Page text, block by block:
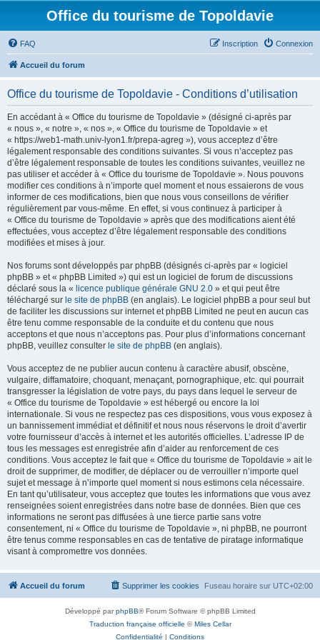
Office du tourisme de Topoldavie
FAQ Connexion
Inscription
Accueil du forum
Office du tourisme de Topoldavie - Conditions d’utilisation
En accédant à « Office du tourisme de Topoldavie » (désigné ci-après par
« nous », « notre », « nos », « Office du tourisme de Topoldavie » et
« https://web1-math.univ-lyon1.fr/prepa-agreg »), vous acceptez d’être
légalement responsable des conditions suivantes. Si vous n’acceptez pas
d’être légalement responsable de toutes les conditions suivantes, veuillez ne
pas utiliser et accéder à « Office du tourisme de Topoldavie ». Nous pouvons
modifier ces conditions à n’importe quel moment et nous essaierons de vous
informer de ces modifications, bien que nous vous conseillons de vérifier
régulièrement par vous-même. En effet, si vous continuez à participer à
« Office du tourisme de Topoldavie » après que des modifications aient été
effectuées, vous acceptez d’être légalement responsable des conditions
modifiées et mises à jour.
Nos forums sont développés par phpBB (désignés ci-après par « logiciel
phpBB » et « phpBB Limited ») qui est un logiciel de forum de discussions
déclaré sous la « licence publique générale GNU 2.0 » et qui peut être
téléchargé sur le site de phpBB (en anglais). Le logiciel phpBB a pour seul but
de faciliter les discussions sur internet et phpBB Limited ne peut en aucun cas
être tenu comme responsable de la conduite et du contenu que nous
acceptons et que nous n’acceptons pas. Pour plus d’informations concernant
phpBB, veuillez consulter le site de phpBB (en anglais).
Vous acceptez de ne publier aucun contenu à caractère abusif, obscène,
vulgaire, diffamatoire, choquant, menaçant, pornographique, etc. qui pourrait
transgresser la législation de votre pays, du pays dans lequel le serveur de
« Office du tourisme de Topoldavie » est hébergé ou encore la loi
internationale. Si vous ne respectez pas ces dispositions, vous vous exposez à
un bannissement immédiat et définitif et nous nous réservons le droit d’avertir
votre fournisseur d’accès à internet et les autorités officielles. L’adresse IP de
tous les messages est enregistrée afin d’aider au renforcement de ces
conditions. Vous acceptez le fait que « Office du tourisme de Topoldavie » ait le
droit de supprimer, de modifier, de déplacer ou de verrouiller n’importe quel
sujet et message à n’importe quel moment si nous estimons cela nécessaire.
En tant qu’utilisateur, vous acceptez que toutes les informations que vous avez
renseignées soient enregistrées dans notre base de données. Bien que ces
informations ne seront pas diffusées à une tierce partie sans votre
consentement, ni « Office du tourisme de Topoldavie », ni phpBB, ne pourront
être tenus comme responsables en cas de tentative de piratage informatique
visant à compromettre vos données.
Accueil du forum Fuseau horaire sur UTC+02:00
Supprimer les cookies
Développé parphpBB® Forum Software © phpBB Limited
Traduction française officielle ©Miles Cellar
Confidentialité | Conditions